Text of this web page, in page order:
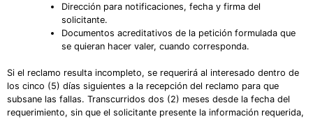
Dirección para notificaciones, fecha y firma del
solicitante.
Documentos acreditativos de la petición formulada que
se quieran hacer valer, cuando corresponda.
Si el reclamo resulta incompleto, se requerirá al interesado dentro de
los cinco (5) días siguientes a la recepción del reclamo para que
subsane las fallas. Transcurridos dos (2) meses desde la fecha del
requerimiento, sin que el solicitante presente la información requerida,